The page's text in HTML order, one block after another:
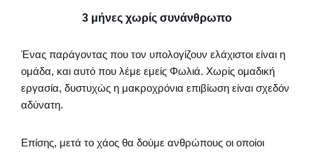
3 μήνες χωρίς συνάνθρωπο
Ένας παράγοντας που τον υπολογίζουν ελάχιστοι είναι η
ομάδα, και αυτό που λέμε εμείς Φωλιά. Χωρίς ομαδική
εργασία, δυστυχώς η μακροχρόνια επιβίωση είναι σχεδόν
αδύνατη.
Επίσης, μετά το χάος θα δούμε ανθρώπους οι οποίοι